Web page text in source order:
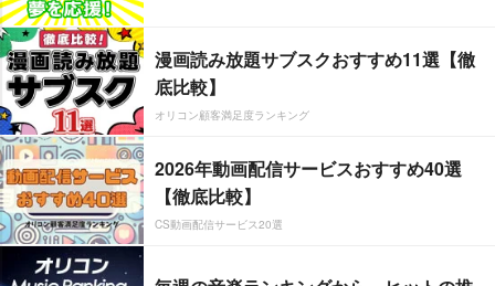
漫画読み放題サブスクおすすめ11選【徹
底比較】
オリコン顧客満足度ランキング
2026年動画配信サービスおすすめ40選
【徹底比較】
CS動画配信サービス20選